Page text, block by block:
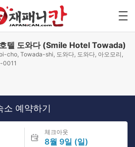
텔 도와다 (Smile Hotel Towada)
cho, Towada-shi, 도와다, 도와다, 아오모리,
0011
소 예약하기
체크아웃
8월 9일 (일)